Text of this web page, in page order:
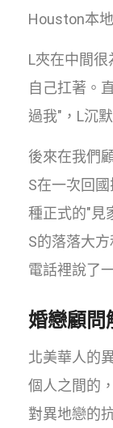
Houston本
L夾在中間很
自己扛著。
過我"，L沉
後來在我們
S在一次回
種正式的"見
S的落落大
電話裡說了
婚戀顧問
北美華人的
個人之間的
對異地戀的